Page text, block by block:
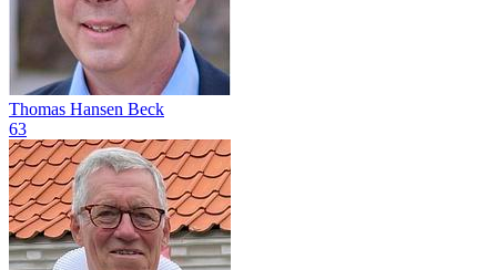
Thomas Hansen Beck
63